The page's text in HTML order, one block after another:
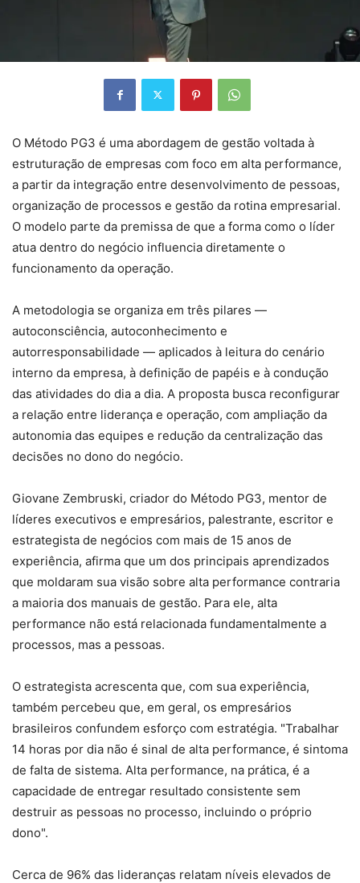
O Método PG3 é uma abordagem de gestão voltada à
estruturação de empresas com foco em alta performance,
a partir da integração entre desenvolvimento de pessoas,
organização de processos e gestão da rotina empresarial.
O modelo parte da premissa de que a forma como o líder
atua dentro do negócio influencia diretamente o
funcionamento da operação.
A metodologia se organiza em três pilares —
autoconsciência, autoconhecimento e
autorresponsabilidade — aplicados à leitura do cenário
interno da empresa, à definição de papéis e à condução
das atividades do dia a dia. A proposta busca reconfigurar
a relação entre liderança e operação, com ampliação da
autonomia das equipes e redução da centralização das
decisões no dono do negócio.
Giovane Zembruski, criador do Método PG3, mentor de
líderes executivos e empresários, palestrante, escritor e
estrategista de negócios com mais de 15 anos de
experiência, afirma que um dos principais aprendizados
que moldaram sua visão sobre alta performance contraria
a maioria dos manuais de gestão. Para ele, alta
performance não está relacionada fundamentalmente a
processos, mas a pessoas.
O estrategista acrescenta que, com sua experiência,
também percebeu que, em geral, os empresários
brasileiros confundem esforço com estratégia. "Trabalhar
14 horas por dia não é sinal de alta performance, é sintoma
de falta de sistema. Alta performance, na prática, é a
capacidade de entregar resultado consistente sem
destruir as pessoas no processo, incluindo o próprio
dono".
Cerca de 96% das lideranças relatam níveis elevados de